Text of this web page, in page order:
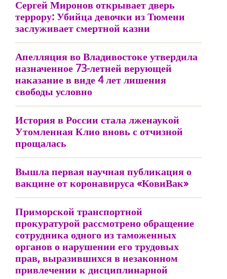
Сергей Миронов открывает дверь
террору: Убийца девочки из Тюмени
заслуживает смертной казни
Апелляция во Владивостоке утвердила
назначенное 73-летней верующей
наказание в виде 4 лет лишения
свободы условно
История в России стала лженаукой
Утомленная Клио вновь с отчизной
прощалась
Вышла первая научная публикация о
вакцине от коронавируса «КовиВак»
Приморской транспортной
прокуратурой рассмотрено обращение
сотрудника одного из таможенных
органов о нарушении его трудовых
прав, выразившихся в незаконном
привлечении к дисциплинарной